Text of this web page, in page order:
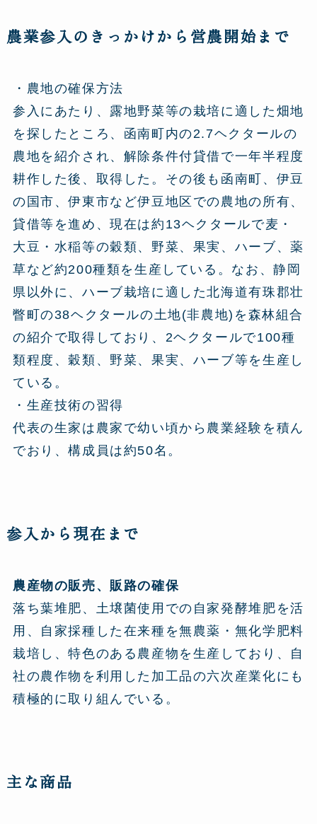
農業参入のきっかけから営農開始まで
・農地の確保方法
参入にあたり、露地野菜等の栽培に適した畑地
を探したところ、函南町内の2.7ヘクタールの
農地を紹介され、解除条件付貸借で一年半程度
耕作した後、取得した。その後も函南町、伊豆
の国市、伊東市など伊豆地区での農地の所有、
貸借等を進め、現在は約13ヘクタールで麦・
大豆・水稲等の穀類、野菜、果実、ハーブ、薬
草など約200種類を生産している。なお、静岡
県以外に、ハーブ栽培に適した北海道有珠郡壮
瞥町の38ヘクタールの土地(非農地)を森林組合
の紹介で取得しており、2ヘクタールで100種
類程度、穀類、野菜、果実、ハーブ等を生産し
ている。
・生産技術の習得
代表の生家は農家で幼い頃から農業経験を積ん
でおり、構成員は約50名。
参入から現在まで
農産物の販売、販路の確保
落ち葉堆肥、土壌菌使用での自家発酵堆肥を活
用、自家採種した在来種を無農薬・無化学肥料
栽培し、特色のある農産物を生産しており、自
社の農作物を利用した加工品の六次産業化にも
積極的に取り組んでいる。
主な商品